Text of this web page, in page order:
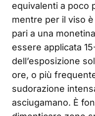
equivalenti a poco
mentre per il viso
pari a una
essere applicata
dell’esposizione
ore, o più
sudorazione
asciugamano. È